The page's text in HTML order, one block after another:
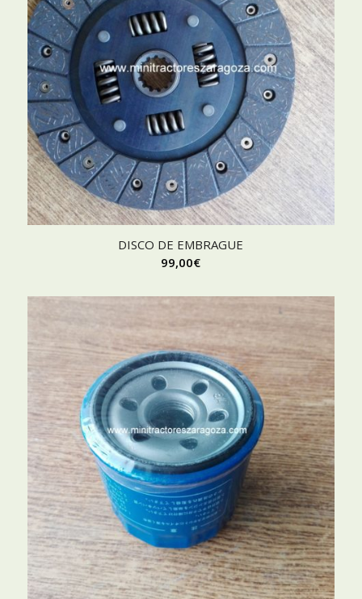
DISCO DE EMBRAGUE
99,00€